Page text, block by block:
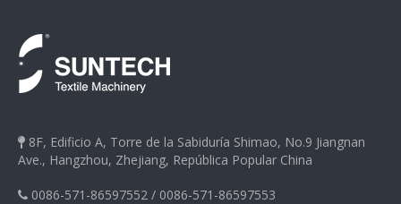
 8F, Edificio A, Torre de la Sabiduría Shimao, No.9 Jiangnan
Ave., Hangzhou, Zhejiang, República Popular China
 0086-571-86597552 / 0086-571-86597553